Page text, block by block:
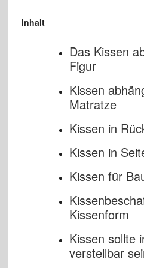
Inhalt
Das Kissen
Figur
Kissen
Matratze
Kissen in
Kissen in
Kissen für
Kissenform
Kissen sollte
verstellbar